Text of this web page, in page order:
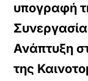
υπογραφή
Ανάπτυξη
της